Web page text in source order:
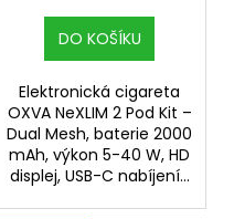
DO KOŠÍKU
Elektronická cigareta
OXVA NeXLIM 2 Pod Kit –
Dual Mesh, baterie 2000
mAh, výkon 5-40 W, HD
displej, USB-C nabíjení...